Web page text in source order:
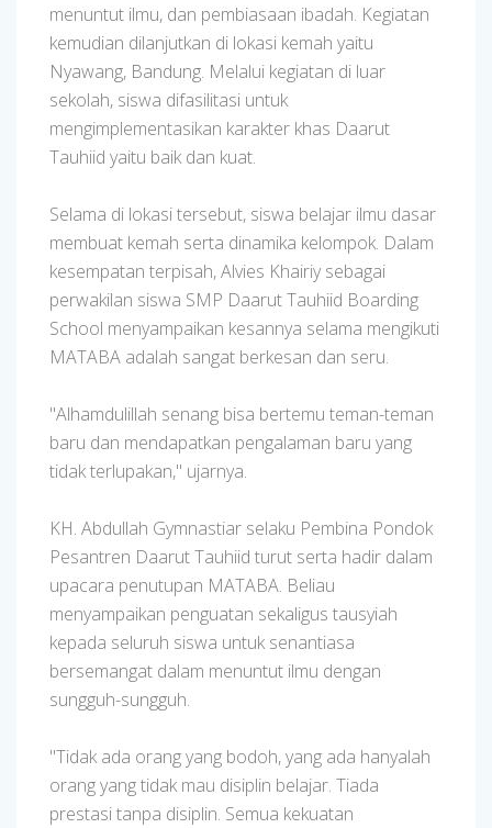
menuntut ilmu, dan pembiasaan ibadah. Kegiatan
kemudian dilanjutkan di lokasi kemah yaitu
Nyawang, Bandung. Melalui kegiatan di luar
sekolah, siswa difasilitasi untuk
mengimplementasikan karakter khas Daarut
Tauhiid yaitu baik dan kuat.
Selama di lokasi tersebut, siswa belajar ilmu dasar
membuat kemah serta dinamika kelompok. Dalam
kesempatan terpisah, Alvies Khairiy sebagai
perwakilan siswa SMP Daarut Tauhiid Boarding
School menyampaikan kesannya selama mengikuti
MATABA adalah sangat berkesan dan seru.
"Alhamdulillah senang bisa bertemu teman-teman
baru dan mendapatkan pengalaman baru yang
tidak terlupakan," ujarnya.
KH. Abdullah Gymnastiar selaku Pembina Pondok
Pesantren Daarut Tauhiid turut serta hadir dalam
upacara penutupan MATABA. Beliau
menyampaikan penguatan sekaligus tausyiah
kepada seluruh siswa untuk senantiasa
bersemangat dalam menuntut ilmu dengan
sungguh-sungguh.
"Tidak ada orang yang bodoh, yang ada hanyalah
orang yang tidak mau disiplin belajar. Tiada
prestasi tanpa disiplin. Semua kekuatan